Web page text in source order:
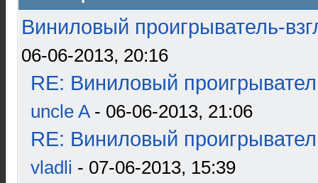
Виниловый проигрыватель-
06-06-2013, 20:16
RE: Виниловый
uncle A- 06-06-2013, 21:06
RE: Виниловый
vladli - 07-06-2013, 15:39